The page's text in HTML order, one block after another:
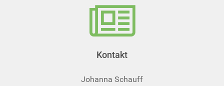
Kontakt
Johanna Schauff